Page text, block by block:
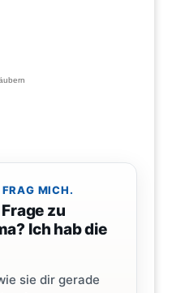
MICH.
zu
Ich hab die
sie dir gerade